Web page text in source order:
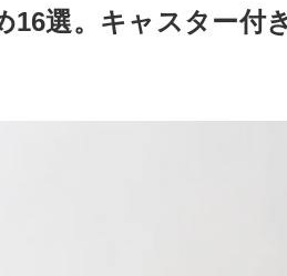
16選。キャスター付